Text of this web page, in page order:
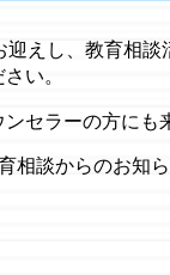
えし、教育相談
い。
セラーの方にも
談からのお知